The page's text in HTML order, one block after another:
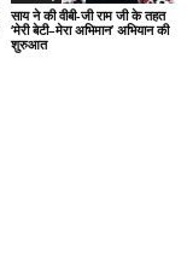
साय ने की वीबी-जी राम जी के तहत
‘मेरी बेटी–मेरा अभिमान’ अभियान की
शुरुआत